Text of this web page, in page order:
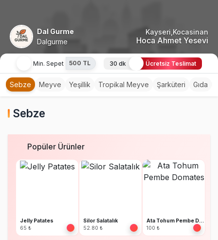
Dal Gurme
Dalgurme
Kayseri,Kocasinan
Hoca Ahmet Yesevi
Min. Sepet 500 TL 30 dk Ücretsiz Teslimat
Sebze Meyve Yeşillik Tropikal Meyve Şarküteri Gıda
Sebze
Popüler Ürünler
Jelly Patates
65 ₺
Silor Salatalık
52.80 ₺
Ata Tohum Pembe Domates
100 ₺